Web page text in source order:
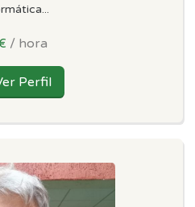
/ hora
Perfil